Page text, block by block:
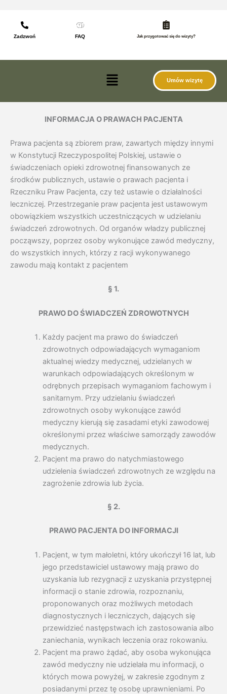
Zadzwoń FAQ Jak przygotować się do wizyty?
Menu Umów wizytę
INFORMACJA O PRAWACH PACJENTA
Prawa pacjenta są zbiorem praw, zawartych między innymi
w Konstytucji Rzeczypospolitej Polskiej, ustawie o
świadczeniach opieki zdrowotnej finansowanych ze
środków publicznych, ustawie o prawach pacjenta i
Rzeczniku Praw Pacjenta, czy też ustawie o działalności
leczniczej. Przestrzeganie praw pacjenta jest ustawowym
obowiązkiem wszystkich uczestniczących w udzielaniu
świadczeń zdrowotnych. Od organów władzy publicznej
począwszy, poprzez osoby wykonujące zawód medyczny,
do wszystkich innych, którzy z racji wykonywanego
zawodu mają kontakt z pacjentem
§ 1.
PRAWO DO ŚWIADCZEŃ ZDROWOTNYCH
Każdy pacjent ma prawo do świadczeń
zdrowotnych odpowiadających wymaganiom
aktualnej wiedzy medycznej, udzielanych w
warunkach odpowiadających określonym w
odrębnych przepisach wymaganiom fachowym i
sanitarnym. Przy udzielaniu świadczeń
zdrowotnych osoby wykonujące zawód
medyczny kierują się zasadami etyki zawodowej
określonymi przez właściwe samorządy zawodów
medycznych.
Pacjent ma prawo do natychmiastowego
udzielenia świadczeń zdrowotnych ze względu na
zagrożenie zdrowia lub życia.
§ 2.
PRAWO PACJENTA DO INFORMACJI
Pacjent, w tym małoletni, który ukończył 16 lat, lub
jego przedstawiciel ustawowy mają prawo do
uzyskania lub rezygnacji z uzyskania przystępnej
informacji o stanie zdrowia, rozpoznaniu,
proponowanych oraz możliwych metodach
diagnostycznych i leczniczych, dających się
przewidzieć następstwach ich zastosowania albo
zaniechania, wynikach leczenia oraz rokowaniu.
Pacjent ma prawo żądać, aby osoba wykonująca
zawód medyczny nie udzielała mu informacji, o
których mowa powyżej, w zakresie zgodnym z
posiadanymi przez tę osobę uprawnieniami. Po